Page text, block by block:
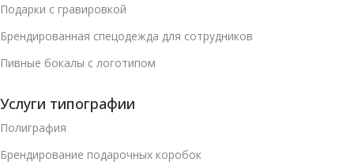
Подарки с гравировкой
Брендированная спецодежда для сотрудников
Пивные бокалы с логотипом
Услуги типографии
Полиграфия
Брендирование подарочных коробок